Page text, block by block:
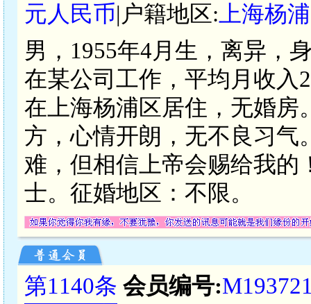
元人民币|户籍地区: 上海杨浦
男，1955年4月生，离异，
在某公司工作，平均月收入
在上海杨浦区居住，无婚房
方，心情开朗，无不良习气
难，但相信上帝会赐给我的
士。征婚地区：不限。
第1140条 会员编号: